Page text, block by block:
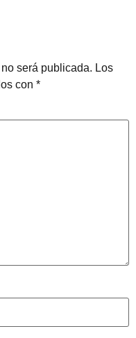
será publicada. Los
con *